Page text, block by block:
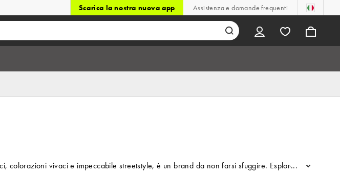
Scarica la nostra nuova app Assistenza e domande frequenti
vivaci e impeccabile streetstyle, è un brand da non farsi sfuggire. Esplora la
...